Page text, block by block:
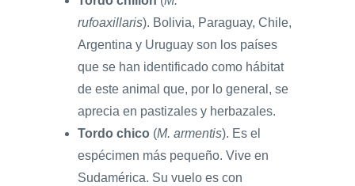
rufoaxillaris). Bolivia, Paraguay, Chile,
Argentina y Uruguay son los países
que se han identificado como hábitat
de este animal que, por lo general, se
aprecia en pastizales y herbazales.
Tordo chico (M. armentis). Es el
espécimen más pequeño. Vive en
Sudamérica. Su vuelo es con